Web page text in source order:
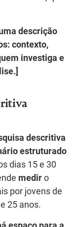
descrição
contexto,
investiga e
descritiva
estruturado
dias 15 e 30
medir o
por jovens de
25 anos.